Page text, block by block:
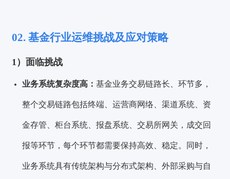
02.基金行业运维挑战及应对策略
1）面临挑战
业务系统复杂度高：基金业务交易链路长、环节多，
整个交易链路包括终端、运营商网络、渠道系统、资
金存管、柜台系统、报盘系统、交易所网关，成交回
报等环节，每个环节都需要保持高效、稳定。同时，
业务系统具有传统架构与分布式架构、外部采购与自